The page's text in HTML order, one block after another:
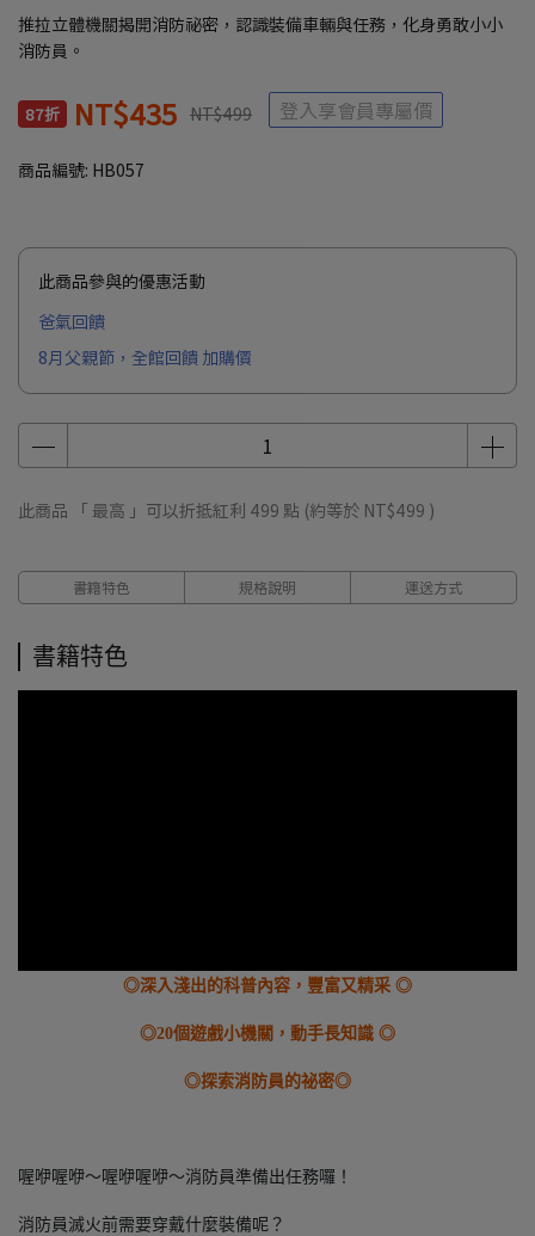
推拉立體機關揭開消防祕密，認識裝備車輛與任務，化身勇敢小小
消防員。
87折 NT$435 NT$499 登入享會員專屬價
商品編號: HB057
此商品參與的優惠活動
爸氣回饋
8月父親節，全館回饋 加購價
此商品 「 最高 」可以折抵紅利 499 點 (約等於 NT$499 )
書籍特色 規格說明 運送方式
書籍特色
◎深入淺出的科普內容，豐富又精采 ◎
◎20個遊戲小機關，動手長知識 ◎
◎探索消防員的祕密◎
喔咿喔咿～喔咿喔咿～消防員準備出任務囉！
消防員滅火前需要穿戴什麼裝備呢？